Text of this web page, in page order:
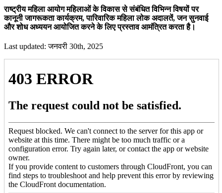
राष्ट्रीय महिला आयोग महिलाओं के विकास से संबंधित विभिन्न विषयों पर
कानूनी जागरूकता कार्यक्रम, पारिवारिक महिला लोक अदालतें, जन सुनवाई
और शोध अध्ययन आयोजित करने के लिए प्रस्ताव आमंत्रित करता है।
Last updated: जनवरी 30th, 2025